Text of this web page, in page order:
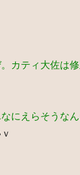
カティ大佐は
にえらそうな